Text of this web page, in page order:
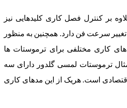
بر کنترل فصل کاری کلیدهایی نیز
سرعت فن دارد. همچنین به منظور
کاری مختلفی برای ترموستات ها
ترموستات لمسی گلدور دارای سه
است. هریک از این مدهای کاری